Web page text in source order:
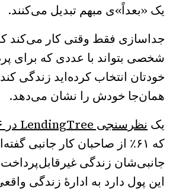
یک «بعداً»ی مبهم تبدیل می‌کنند.
جداسازی فقط وقتی کار می‌کند
شخصی بتواند با عددی که برای
خودتان انتخاب کرده‌اید زندگی
همان‌جا خودش را نشان می‌دهد.
یک نظرسنجی LendingTree در ۲۰۲۶
که ۶۱٪ از صاحبان کار جانبی
جانبی‌شان زندگی
این پول دارد به ادارهٔ زندگی